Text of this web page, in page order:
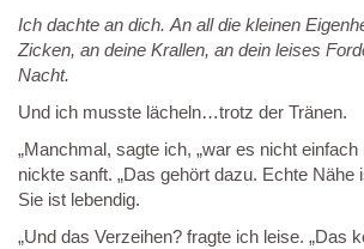
Ich dachte an dich. An all die kleinen
Zicken, an deine Krallen, an dein leises
Nacht.
Und ich musste lächeln…trotz der Tränen.
„Manchmal, sagte ich, „war es nicht
nickte sanft. „Das gehört dazu. Echte Nähe
Sie ist lebendig.
„Und das Verzeihen? fragte ich leise. „Das